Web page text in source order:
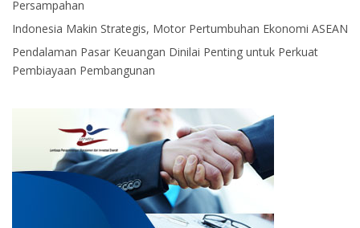
Persampahan
Indonesia Makin Strategis, Motor Pertumbuhan Ekonomi ASEAN
Pendalaman Pasar Keuangan Dinilai Penting untuk Perkuat
Pembiayaan Pembangunan